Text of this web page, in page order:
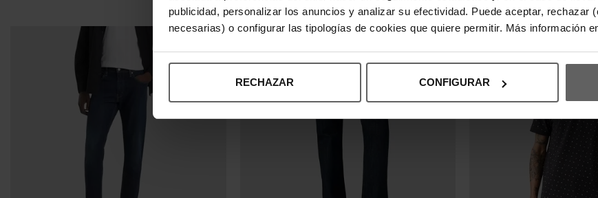
publicidad, personalizar los anuncios y analizar su efectividad. Puede aceptar, rechazar
necesarias) o configurar las tipologías de cookies que quiere permitir. Más información
RECHAZAR CONFIGURAR